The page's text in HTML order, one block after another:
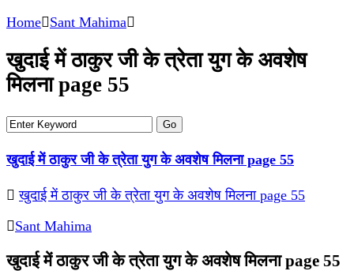
Home Sant Mahima
खुदाई में ठाकुर जी के त्रेता युग के अवशेष
मिलना page 55
खुदाई में ठाकुर जी के त्रेता युग के अवशेष मिलना page 55
खुदाई में ठाकुर जी के त्रेता युग के अवशेष मिलना page 55
Sant Mahima
खुदाई में ठाकुर जी के त्रेता युग के अवशेष मिलना page 55